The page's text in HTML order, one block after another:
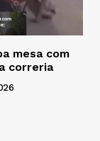
mesa com
correria